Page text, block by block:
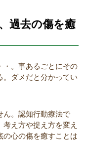
過去の傷を癒
・。事あるごとにその
。ダメだと分かってい
ん。認知行動療法で
え方や捉え方を変え
の心の傷を癒すことは